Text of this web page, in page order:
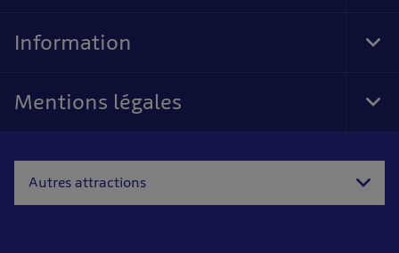
Autres attractions
Information
Mentions légales